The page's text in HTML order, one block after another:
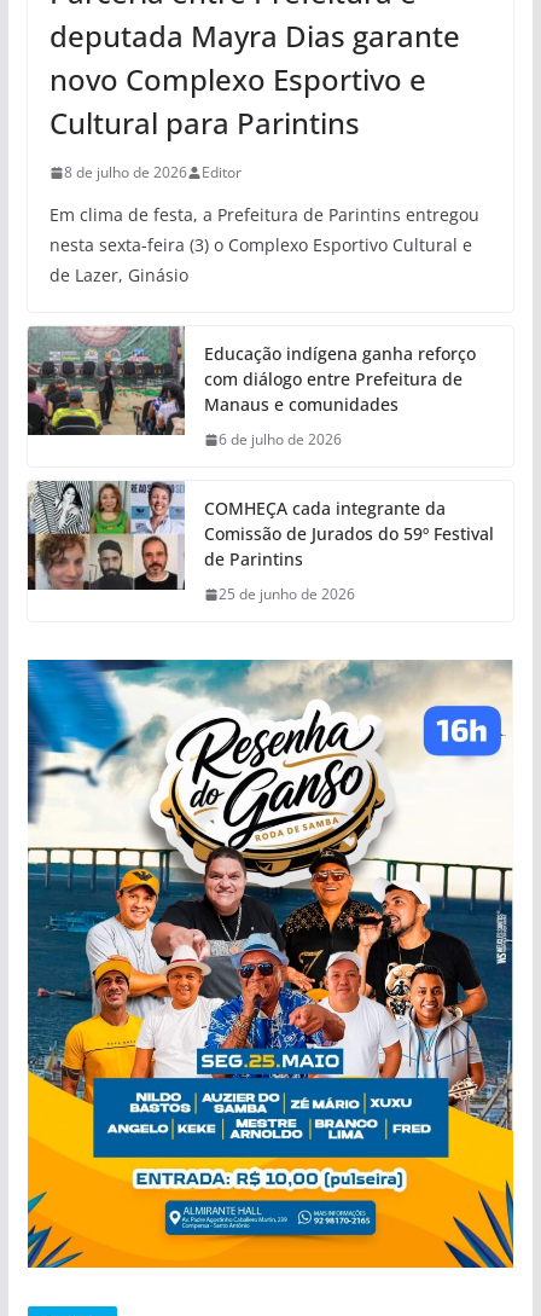
deputada Mayra Dias garante
novo Complexo Esportivo e
Cultural para Parintins
8 de julho de 2026 Editor
Em clima de festa, a Prefeitura de Parintins entregou
nesta sexta-feira (3) o Complexo Esportivo Cultural e
de Lazer, Ginásio
Educação indígena ganha reforço
com diálogo entre Prefeitura de
Manaus e comunidades
6 de julho de 2026
COMHEÇA cada integrante da
Comissão de Jurados do 59º Festival
de Parintins
25 de junho de 2026